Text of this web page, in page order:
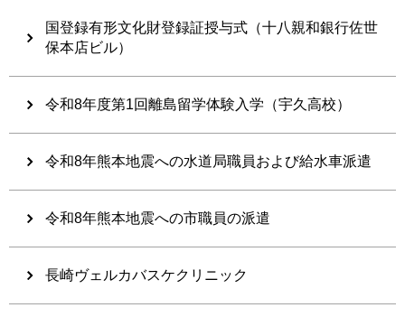
国登録有形文化財登録証授与式（十八親和銀行佐世
保本店ビル）
令和8年度第1回離島留学体験入学（宇久高校）
令和8年熊本地震への水道局職員および給水車派遣
令和8年熊本地震への市職員の派遣
長崎ヴェルカバスケクリニック